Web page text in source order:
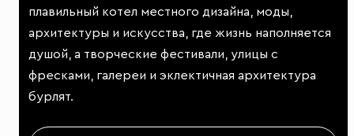
плавильный котел местного дизайна, моды,
архитектуры и искусства, где жизнь наполняется
душой, а творческие фестивали, улицы с
фресками, галереи и эклектичная архитектура
бурлят.